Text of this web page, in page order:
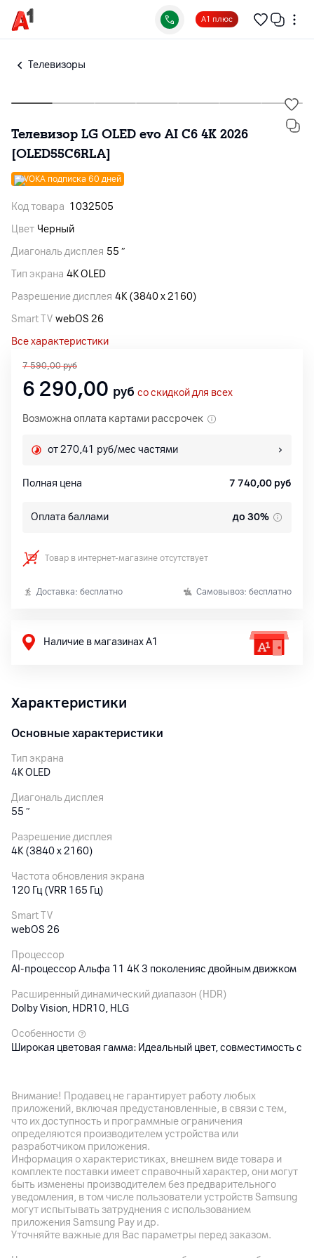
А1 плюс
Телевизоры
Телевизор LG OLED evo AI C6 4K 2026
[OLED55C6RLA]
VOKA подписка 60 дней
Код товара 1032505
Цвет Черный
Диагональ дисплея 55 ″
Тип экрана 4K OLED
Разрешение дисплея 4K (3840 x 2160)
Smart TV webOS 26
Все характеристики
7 590,00 руб
6 290,00 руб со скидкой для всех
Возможна оплата картами рассрочек
от 270,41 руб/мес частями
Полная цена 7 740,00 руб
Оплата баллами до 30%
Товар в интернет-магазине отсутствует
Доставка: бесплатно Самовывоз: бесплатно
Наличие в магазинах А1
Характеристики
Основные характеристики
Тип экрана
4K OLED
Диагональ дисплея
55 ″
Разрешение дисплея
4K (3840 x 2160)
Частота обновления экрана
120 Гц (VRR 165 Гц)
Smart TV
webOS 26
Процессор
AI-процессор Альфа 11 4К 3 поколенияс двойным движком
Расширенный динамический диапазон (HDR)
Dolby Vision, HDR10, HLG
Особенности
Широкая цветовая гамма: Идеальный цвет, совместимость с
Аудиосистема
Встроенные динамики
Аудио выход: 40 Вт, акустическая система: 2.2 канала,
Альфа 11 AI Звук Про (AI Sound Pro) (виртуальный 11.1.2-
апмиксинг), Dolby Atmos
Подключения
HDMI
Внимание! Продавец не гарантирует работу любых
приложений, включая предустановленные, в связи с тем,
что их доступность и программные ограничения
определяются производителем устройства или
разработчиком приложения.
Информация о характеристиках, внешнем виде товара и
комплекте поставки имеет справочный характер, они могут
быть изменены производителем без предварительного
уведомления, в том числе пользователи устройств Samsung
могут испытывать затруднения с использованием
приложения Samsung Pay и др.
Уточняйте важные для Вас параметры перед заказом.